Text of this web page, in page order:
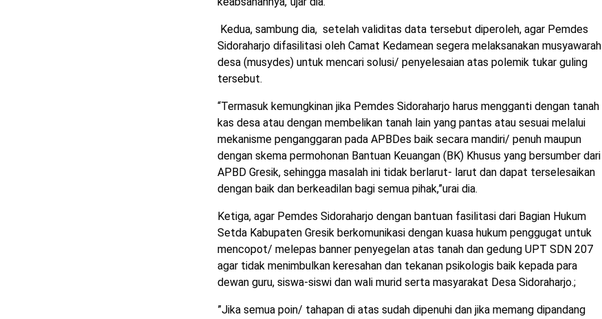
Kedua, sambung dia, setelah validitas data tersebut diperoleh, agar Pemdes
Sidoraharjo difasilitasi oleh Camat Kedamean segera melaksanakan musyawarah
desa (musydes) untuk mencari solusi/ penyelesaian atas polemik tukar guling
tersebut.
“Termasuk kemungkinan jika Pemdes Sidoraharjo harus mengganti dengan tanah
kas desa atau dengan membelikan tanah lain yang pantas atau sesuai melalui
mekanisme penganggaran pada APBDes baik secara mandiri/ penuh maupun
dengan skema permohonan Bantuan Keuangan (BK) Khusus yang bersumber dari
APBD Gresik, sehingga masalah ini tidak berlarut- larut dan dapat terselesaikan
dengan baik dan berkeadilan bagi semua pihak,”urai dia.
Ketiga, agar Pemdes Sidoraharjo dengan bantuan fasilitasi dari Bagian Hukum
Setda Kabupaten Gresik berkomunikasi dengan kuasa hukum penggugat untuk
mencopot/ melepas banner penyegelan atas tanah dan gedung UPT SDN 207
agar tidak menimbulkan keresahan dan tekanan psikologis baik kepada para
dewan guru, siswa-siswi dan wali murid serta masyarakat Desa Sidoraharjo.;
”Jika semua poin/ tahapan di atas sudah dipenuhi dan jika memang dipandang